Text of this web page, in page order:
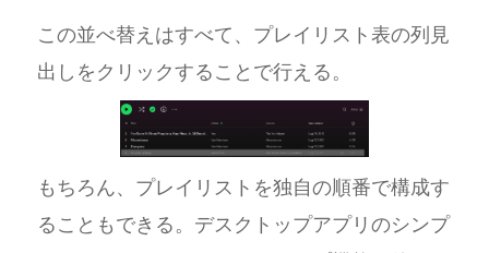
この並べ替えはすべて、プレイリスト表の列見
出しをクリックすることで行える。
もちろん、プレイリストを独自の順番で構成す
ることもできる。デスクトップアプリのシンプ